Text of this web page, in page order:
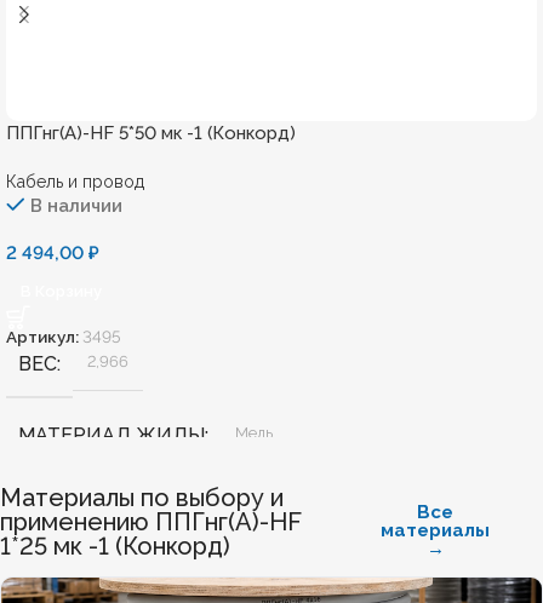
ППГнг(А)-HF 5*50 мк -1 (Конкорд)
Кабель и провод
В наличии
2 494,00 ₽
Артикул: 3495
ВЕС 2,966
МАТЕРИАЛ ЖИЛЫ Медь
БЕЗГАЛОГЕННЫЙ Да
ХЛАДОСТОЙКИЙ Нет
Материалы по выбору и
применению ППГнг(А)-HF
1*25 мк -1 (Конкорд)
Все
материалы
→